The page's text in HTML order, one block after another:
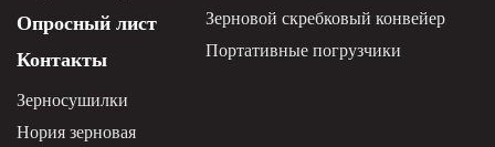
Опросный лист
Контакты
Зерновой скребковый конвейер
Портативные погрузчики
Зерносушилки
Нория зерновая